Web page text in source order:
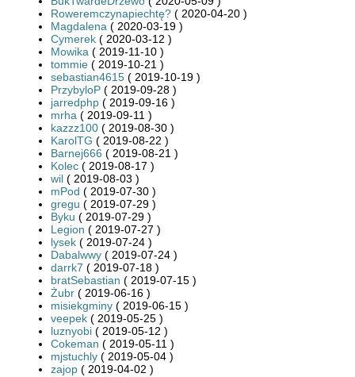
Roweremczynapiechtę? ( 2020-04-20 )
Magdalena ( 2020-03-19 )
Cymerek ( 2020-03-12 )
Mowika ( 2019-11-10 )
tommie ( 2019-10-21 )
sebastian4615 ( 2019-10-19 )
PrzybyloP ( 2019-09-28 )
jarredphp ( 2019-09-16 )
mrha ( 2019-09-11 )
kazzz100 ( 2019-08-30 )
KarolTG ( 2019-08-22 )
Barnej666 ( 2019-08-21 )
Kolec ( 2019-08-17 )
wil ( 2019-08-03 )
mPod ( 2019-07-30 )
gregu ( 2019-07-29 )
Byku ( 2019-07-29 )
Legion ( 2019-07-27 )
lysek ( 2019-07-24 )
Dabalwwy ( 2019-07-24 )
darrk7 ( 2019-07-18 )
bratSebastian ( 2019-07-15 )
Żubr ( 2019-06-16 )
misiekgminy ( 2019-06-15 )
veepek ( 2019-05-25 )
luznyobi ( 2019-05-12 )
Cokeman ( 2019-05-11 )
mjstuchly ( 2019-05-04 )
zajop ( 2019-04-02 )